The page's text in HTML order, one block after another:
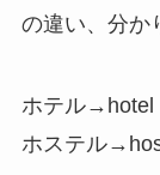
の違い、分か
ホテル→hotel
ホステル